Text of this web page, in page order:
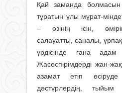
Қай заманда
тұратын ұлы мұрат-
– өзінің ісін,
салауатты, саналы,
үрдісінде ғана адам
Жасөспірімдерді жан-
азамат етіп
дәстүрлердің, тыйым